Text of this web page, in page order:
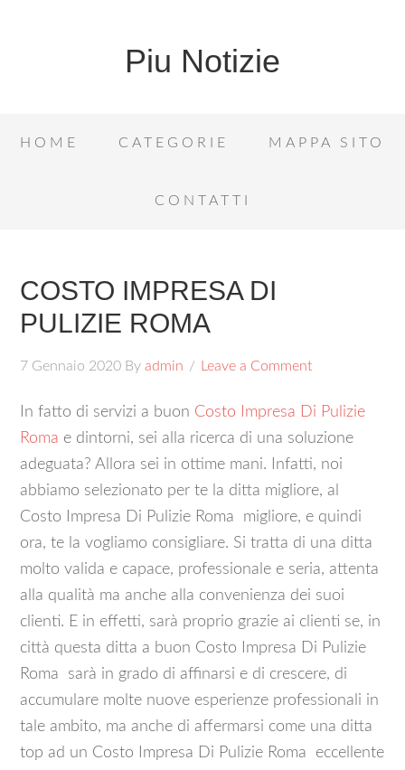
Piu Notizie
HOME CATEGORIE MAPPA SITO
CONTATTI
COSTO IMPRESA DI
PULIZIE ROMA
7 Gennaio 2020 Byadmin Leave a Comment
In fatto di servizi a buon Costo Impresa Di Pulizie
Roma e dintorni, sei alla ricerca di una soluzione
adeguata? Allora sei in ottime mani. Infatti, noi
abbiamo selezionato per te la ditta migliore, al
Costo Impresa Di Pulizie Roma migliore, e quindi
ora, te la vogliamo consigliare. Si tratta di una ditta
molto valida e capace, professionale e seria, attenta
alla qualità ma anche alla convenienza dei suoi
clienti. E in effetti, sarà proprio grazie ai clienti se, in
città questa ditta a buon Costo Impresa Di Pulizie
Roma sarà in grado di affinarsi e di crescere, di
accumulare molte nuove esperienze professionali in
tale ambito, ma anche di affermarsi come una ditta
top ad un Costo Impresa Di Pulizie Roma eccellente